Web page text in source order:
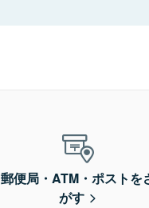
郵便局・ATM・ポストを
がす